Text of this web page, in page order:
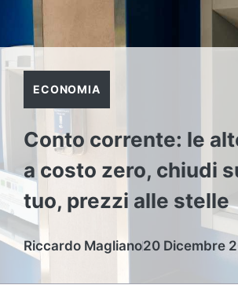
ECONOMIA
Conto corrente: le
a costo zero, chiudi
tuo, prezzi alle stelle
Riccardo Magliano20 Dicembre